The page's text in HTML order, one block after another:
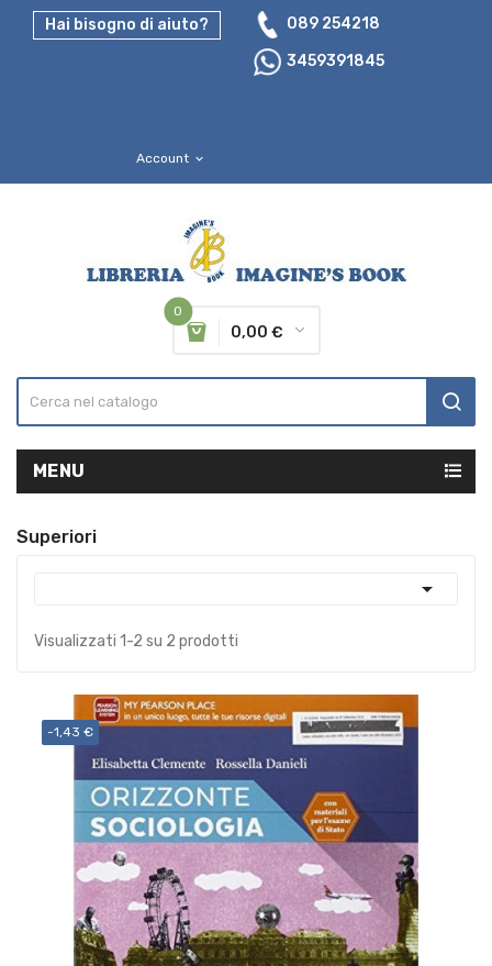
Hai bisogno di aiuto?
089 254218
3459391845
Account expand_more
0
0,00 €
MENU
Superiori

Visualizzati 1-2 su 2 prodotti
-1,43 €